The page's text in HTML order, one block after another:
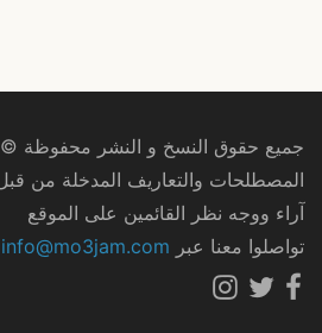
جميع حقوق النسخ و النشر محفوظة © 2009–2026
المصطلحات والتعاريف المدخلة من
آراء ووجه نظر القائمين على الموقع
تواصلوا معنا عبر info@mo3jam.com